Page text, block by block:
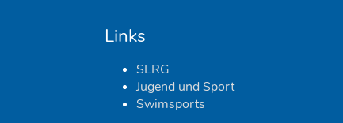
Links
SLRG
Jugend und Sport
Swimsports